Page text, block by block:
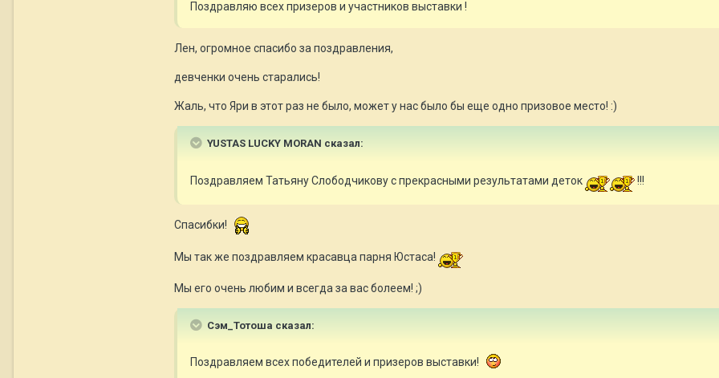
Поздравляю всех призеров и участников выставки !
Лен, огромное спасибо за поздравления,
девченки очень старались!
Жаль, что Яри в этот раз не было, может у нас было бы еще одно призовое место! :)
YUSTAS LUCKY MORAN сказал:
Поздравляем Татьяну Слободчикову с прекрасными результатами деток !!!
Спасибки!
Мы так же поздравляем красавца парня Юстаса!
Мы его очень любим и всегда за вас болеем! ;)
Сэм_Тотоша сказал:
Поздравляем всех победителей и призеров выставки!